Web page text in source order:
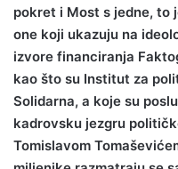
pokret i Most s jedne, to
one koji ukazuju na
izvore financiranja
kao što su Institut za
Solidarna, a koje su
kadrovsku jezgru
Tomislavom